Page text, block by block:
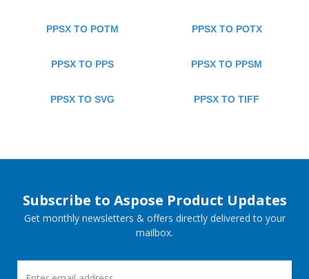
PPSX TO POTM PPSX TO POTX
PPSX TO PPS PPSX TO PPSM
PPSX TO SVG PPSX TO TIFF
Subscribe to Aspose Product Updates
Get monthly newsletters & offers directly delivered to your
mailbox.